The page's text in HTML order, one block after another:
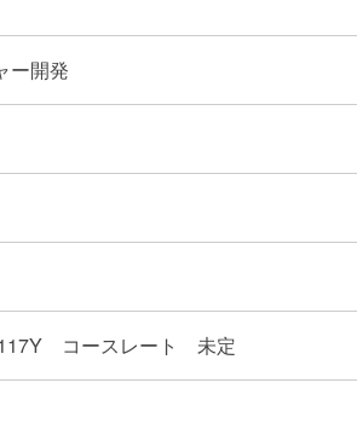
ー開発
コースレート 未定